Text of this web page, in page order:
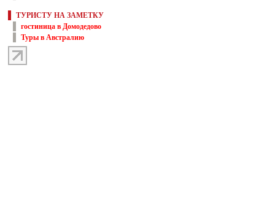
ТУРИСТУ НА ЗАМЕТКУ
гостиница в Домодедово
Туры в Австралию